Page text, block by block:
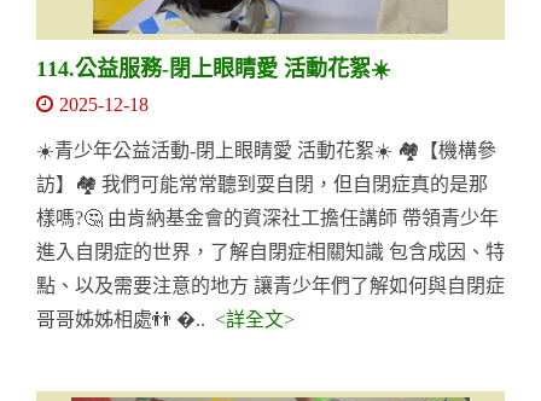
114.公益服務-閉上眼睛愛 活動花絮☀️
2025-12-18
☀️青少年公益活動-閉上眼睛愛 活動花絮☀️ 🏘️【機構參
訪】🏘️ 我們可能常常聽到耍自閉，但自閉症真的是那
樣嗎?🤔 由肯納基金會的資深社工擔任講師 帶領青少年
進入自閉症的世界，了解自閉症相關知識 包含成因、特
點、以及需要注意的地方 讓青少年們了解如何與自閉症
哥哥姊姊相處👬 �.. <詳全文>